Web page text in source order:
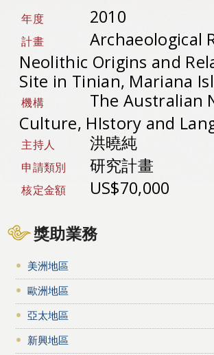
年度 2010
計畫
Archaeological
Neolithic Origins and
Site in Tinian, Mariana
機構
The Australian
Culture, HIstory and
主持人 洪曉純
申請類別 研究計畫
核定金額 US$70,000
獎助業務
美洲地區
歐洲地區
亞太地區
新興地區